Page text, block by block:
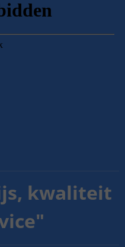
kwaliteit
"